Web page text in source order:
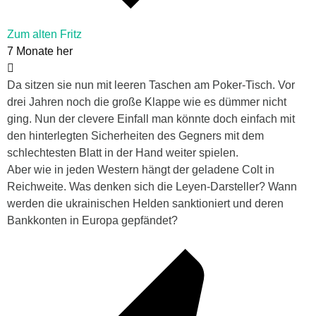
Zum alten Fritz
7 Monate her
Da sitzen sie nun mit leeren Taschen am Poker-Tisch. Vor
drei Jahren noch die große Klappe wie es dümmer nicht
ging. Nun der clevere Einfall man könnte doch einfach mit
den hinterlegten Sicherheiten des Gegners mit dem
schlechtesten Blatt in der Hand weiter spielen.
Aber wie in jeden Western hängt der geladene Colt in
Reichweite. Was denken sich die Leyen-Darsteller? Wann
werden die ukrainischen Helden sanktioniert und deren
Bankkonten in Europa gepfändet?